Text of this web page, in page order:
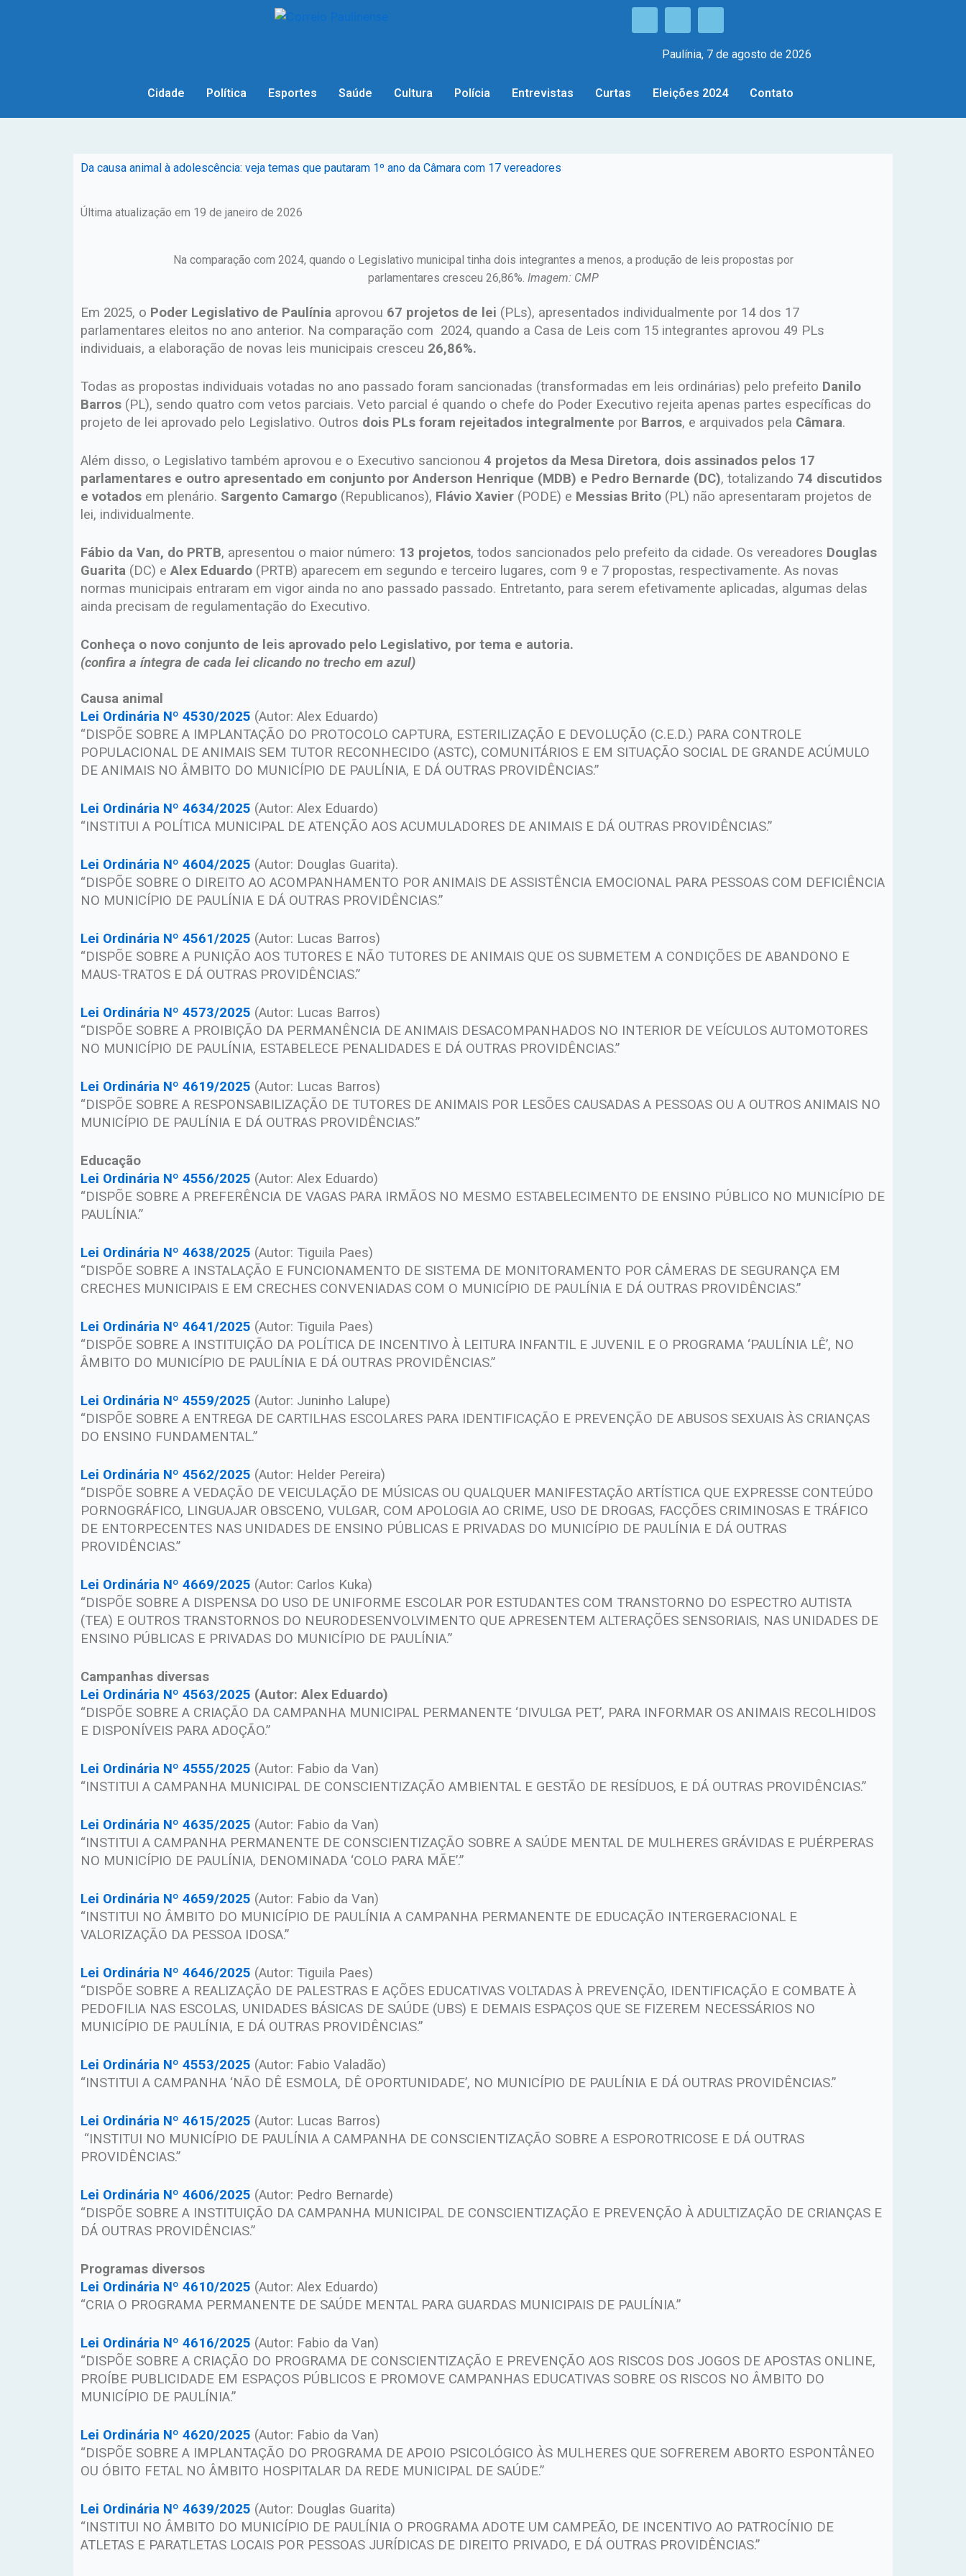
Paulínia, 7 de agosto de 2026
Cidade Política Esportes Saúde Cultura Polícia Entrevistas Curtas Eleições 2024 Contato
Da causa animal à adolescência: veja temas que pautaram 1º ano da Câmara com 17 vereadores
Última atualização em 19 de janeiro de 2026
Na comparação com 2024, quando o Legislativo municipal tinha dois integrantes a menos, a produção de leis propostas por
parlamentares cresceu 26,86%. Imagem: CMP
Em 2025, o Poder Legislativo de Paulínia aprovou 67 projetos de lei (PLs), apresentados individualmente por 14 dos 17
parlamentares eleitos no ano anterior. Na comparação com 2024, quando a Casa de Leis com 15 integrantes aprovou 49 PLs
individuais, a elaboração de novas leis municipais cresceu 26,86%.
Todas as propostas individuais votadas no ano passado foram sancionadas (transformadas em leis ordinárias) pelo prefeito Danilo
Barros (PL), sendo quatro com vetos parciais. Veto parcial é quando o chefe do Poder Executivo rejeita apenas partes específicas do
projeto de lei aprovado pelo Legislativo. Outros dois PLs foram rejeitados integralmente por Barros, e arquivados pela Câmara.
Além disso, o Legislativo também aprovou e o Executivo sancionou 4 projetos da Mesa Diretora, dois assinados pelos 17
parlamentares e outro apresentado em conjunto por Anderson Henrique (MDB) e Pedro Bernarde (DC), totalizando 74 discutidos
e votados em plenário. Sargento Camargo (Republicanos), Flávio Xavier (PODE) e Messias Brito (PL) não apresentaram projetos de
lei, individualmente.
Fábio da Van, do PRTB, apresentou o maior número: 13 projetos, todos sancionados pelo prefeito da cidade. Os vereadores Douglas
Guarita (DC) e Alex Eduardo (PRTB) aparecem em segundo e terceiro lugares, com 9 e 7 propostas, respectivamente. As novas
normas municipais entraram em vigor ainda no ano passado passado. Entretanto, para serem efetivamente aplicadas, algumas delas
ainda precisam de regulamentação do Executivo.
Conheça o novo conjunto de leis aprovado pelo Legislativo, por tema e autoria.
(confira a íntegra de cada lei clicando no trecho em azul)
Causa animal
Lei Ordinária Nº 4530/2025 (Autor: Alex Eduardo)
“DISPÕE SOBRE A IMPLANTAÇÃO DO PROTOCOLO CAPTURA, ESTERILIZAÇÃO E DEVOLUÇÃO (C.E.D.) PARA CONTROLE
POPULACIONAL DE ANIMAIS SEM TUTOR RECONHECIDO (ASTC), COMUNITÁRIOS E EM SITUAÇÃO SOCIAL DE GRANDE ACÚMULO
DE ANIMAIS NO ÂMBITO DO MUNICÍPIO DE PAULÍNIA, E DÁ OUTRAS PROVIDÊNCIAS.”
Lei Ordinária Nº 4634/2025 (Autor: Alex Eduardo)
“INSTITUI A POLÍTICA MUNICIPAL DE ATENÇÃO AOS ACUMULADORES DE ANIMAIS E DÁ OUTRAS PROVIDÊNCIAS.”
Lei Ordinária Nº 4604/2025 (Autor: Douglas Guarita).
“DISPÕE SOBRE O DIREITO AO ACOMPANHAMENTO POR ANIMAIS DE ASSISTÊNCIA EMOCIONAL PARA PESSOAS COM DEFICIÊNCIA
NO MUNICÍPIO DE PAULÍNIA E DÁ OUTRAS PROVIDÊNCIAS.”
Lei Ordinária Nº 4561/2025 (Autor: Lucas Barros)
“DISPÕE SOBRE A PUNIÇÃO AOS TUTORES E NÃO TUTORES DE ANIMAIS QUE OS SUBMETEM A CONDIÇÕES DE ABANDONO E
MAUS-TRATOS E DÁ OUTRAS PROVIDÊNCIAS.”
Lei Ordinária Nº 4573/2025 (Autor: Lucas Barros)
“DISPÕE SOBRE A PROIBIÇÃO DA PERMANÊNCIA DE ANIMAIS DESACOMPANHADOS NO INTERIOR DE VEÍCULOS AUTOMOTORES
NO MUNICÍPIO DE PAULÍNIA, ESTABELECE PENALIDADES E DÁ OUTRAS PROVIDÊNCIAS.”
Lei Ordinária Nº 4619/2025 (Autor: Lucas Barros)
“DISPÕE SOBRE A RESPONSABILIZAÇÃO DE TUTORES DE ANIMAIS POR LESÕES CAUSADAS A PESSOAS OU A OUTROS ANIMAIS NO
MUNICÍPIO DE PAULÍNIA E DÁ OUTRAS PROVIDÊNCIAS.”
Educação
Lei Ordinária Nº 4556/2025 (Autor: Alex Eduardo)
“DISPÕE SOBRE A PREFERÊNCIA DE VAGAS PARA IRMÃOS NO MESMO ESTABELECIMENTO DE ENSINO PÚBLICO NO MUNICÍPIO DE
PAULÍNIA.”
Lei Ordinária Nº 4638/2025 (Autor: Tiguila Paes)
“DISPÕE SOBRE A INSTALAÇÃO E FUNCIONAMENTO DE SISTEMA DE MONITORAMENTO POR CÂMERAS DE SEGURANÇA EM
CRECHES MUNICIPAIS E EM CRECHES CONVENIADAS COM O MUNICÍPIO DE PAULÍNIA E DÁ OUTRAS PROVIDÊNCIAS.”
Lei Ordinária Nº 4641/2025 (Autor: Tiguila Paes)
“DISPÕE SOBRE A INSTITUIÇÃO DA POLÍTICA DE INCENTIVO À LEITURA INFANTIL E JUVENIL E O PROGRAMA ‘PAULÍNIA LÊ’, NO
ÂMBITO DO MUNICÍPIO DE PAULÍNIA E DÁ OUTRAS PROVIDÊNCIAS.”
Lei Ordinária Nº 4559/2025 (Autor: Juninho Lalupe)
“DISPÕE SOBRE A ENTREGA DE CARTILHAS ESCOLARES PARA IDENTIFICAÇÃO E PREVENÇÃO DE ABUSOS SEXUAIS ÀS CRIANÇAS
DO ENSINO FUNDAMENTAL.”
Lei Ordinária Nº 4562/2025 (Autor: Helder Pereira)
“DISPÕE SOBRE A VEDAÇÃO DE VEICULAÇÃO DE MÚSICAS OU QUALQUER MANIFESTAÇÃO ARTÍSTICA QUE EXPRESSE CONTEÚDO
PORNOGRÁFICO, LINGUAJAR OBSCENO, VULGAR, COM APOLOGIA AO CRIME, USO DE DROGAS, FACÇÕES CRIMINOSAS E TRÁFICO
DE ENTORPECENTES NAS UNIDADES DE ENSINO PÚBLICAS E PRIVADAS DO MUNICÍPIO DE PAULÍNIA E DÁ OUTRAS
PROVIDÊNCIAS.”
Lei Ordinária Nº 4669/2025 (Autor: Carlos Kuka)
“DISPÕE SOBRE A DISPENSA DO USO DE UNIFORME ESCOLAR POR ESTUDANTES COM TRANSTORNO DO ESPECTRO AUTISTA
(TEA) E OUTROS TRANSTORNOS DO NEURODESENVOLVIMENTO QUE APRESENTEM ALTERAÇÕES SENSORIAIS, NAS UNIDADES DE
ENSINO PÚBLICAS E PRIVADAS DO MUNICÍPIO DE PAULÍNIA.”
Campanhas diversas
Lei Ordinária Nº 4563/2025 (Autor: Alex Eduardo)
“DISPÕE SOBRE A CRIAÇÃO DA CAMPANHA MUNICIPAL PERMANENTE ‘DIVULGA PET’, PARA INFORMAR OS ANIMAIS RECOLHIDOS
E DISPONÍVEIS PARA ADOÇÃO.”
Lei Ordinária Nº 4555/2025 (Autor: Fabio da Van)
“INSTITUI A CAMPANHA MUNICIPAL DE CONSCIENTIZAÇÃO AMBIENTAL E GESTÃO DE RESÍDUOS, E DÁ OUTRAS PROVIDÊNCIAS.”
Lei Ordinária Nº 4635/2025 (Autor: Fabio da Van)
“INSTITUI A CAMPANHA PERMANENTE DE CONSCIENTIZAÇÃO SOBRE A SAÚDE MENTAL DE MULHERES GRÁVIDAS E PUÉRPERAS
NO MUNICÍPIO DE PAULÍNIA, DENOMINADA ‘COLO PARA MÃE’.”
Lei Ordinária Nº 4659/2025 (Autor: Fabio da Van)
“INSTITUI NO ÂMBITO DO MUNICÍPIO DE PAULÍNIA A CAMPANHA PERMANENTE DE EDUCAÇÃO INTERGERACIONAL E
VALORIZAÇÃO DA PESSOA IDOSA.”
Lei Ordinária Nº 4646/2025 (Autor: Tiguila Paes)
“DISPÕE SOBRE A REALIZAÇÃO DE PALESTRAS E AÇÕES EDUCATIVAS VOLTADAS À PREVENÇÃO, IDENTIFICAÇÃO E COMBATE À
PEDOFILIA NAS ESCOLAS, UNIDADES BÁSICAS DE SAÚDE (UBS) E DEMAIS ESPAÇOS QUE SE FIZEREM NECESSÁRIOS NO
MUNICÍPIO DE PAULÍNIA, E DÁ OUTRAS PROVIDÊNCIAS.”
Lei Ordinária Nº 4553/2025 (Autor: Fabio Valadão)
“INSTITUI A CAMPANHA ‘NÃO DÊ ESMOLA, DÊ OPORTUNIDADE’, NO MUNICÍPIO DE PAULÍNIA E DÁ OUTRAS PROVIDÊNCIAS.”
Lei Ordinária Nº 4615/2025 (Autor: Lucas Barros)
“INSTITUI NO MUNICÍPIO DE PAULÍNIA A CAMPANHA DE CONSCIENTIZAÇÃO SOBRE A ESPOROTRICOSE E DÁ OUTRAS
PROVIDÊNCIAS.”
Lei Ordinária Nº 4606/2025 (Autor: Pedro Bernarde)
“DISPÕE SOBRE A INSTITUIÇÃO DA CAMPANHA MUNICIPAL DE CONSCIENTIZAÇÃO E PREVENÇÃO À ADULTIZAÇÃO DE CRIANÇAS E
DÁ OUTRAS PROVIDÊNCIAS.”
Programas diversos
Lei Ordinária Nº 4610/2025 (Autor: Alex Eduardo)
“CRIA O PROGRAMA PERMANENTE DE SAÚDE MENTAL PARA GUARDAS MUNICIPAIS DE PAULÍNIA.”
Lei Ordinária Nº 4616/2025 (Autor: Fabio da Van)
“DISPÕE SOBRE A CRIAÇÃO DO PROGRAMA DE CONSCIENTIZAÇÃO E PREVENÇÃO AOS RISCOS DOS JOGOS DE APOSTAS ONLINE,
PROÍBE PUBLICIDADE EM ESPAÇOS PÚBLICOS E PROMOVE CAMPANHAS EDUCATIVAS SOBRE OS RISCOS NO ÂMBITO DO
MUNICÍPIO DE PAULÍNIA.”
Lei Ordinária Nº 4620/2025 (Autor: Fabio da Van)
“DISPÕE SOBRE A IMPLANTAÇÃO DO PROGRAMA DE APOIO PSICOLÓGICO ÀS MULHERES QUE SOFREREM ABORTO ESPONTÂNEO
OU ÓBITO FETAL NO ÂMBITO HOSPITALAR DA REDE MUNICIPAL DE SAÚDE.”
Lei Ordinária Nº 4639/2025 (Autor: Douglas Guarita)
“INSTITUI NO ÂMBITO DO MUNICÍPIO DE PAULÍNIA O PROGRAMA ADOTE UM CAMPEÃO, DE INCENTIVO AO PATROCÍNIO DE
ATLETAS E PARATLETAS LOCAIS POR PESSOAS JURÍDICAS DE DIREITO PRIVADO, E DÁ OUTRAS PROVIDÊNCIAS.”